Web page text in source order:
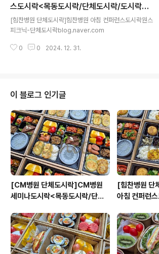
스도시락<목동도시락/단체도시락/도시락케
이터링:원스피크닉>
[힘찬병원 단체도시락]힘찬병원 아침 컨퍼런스도시락원스
피크닉-단체도시락blog.naver.com
0 0 2024. 12. 31.
이 블로그 인기글
[CM병원 단체도시락]CM병원
세미나도시락<목동도시락/단체
닉>
[힘찬병원 단
아침 컨퍼런
원스피크닉>